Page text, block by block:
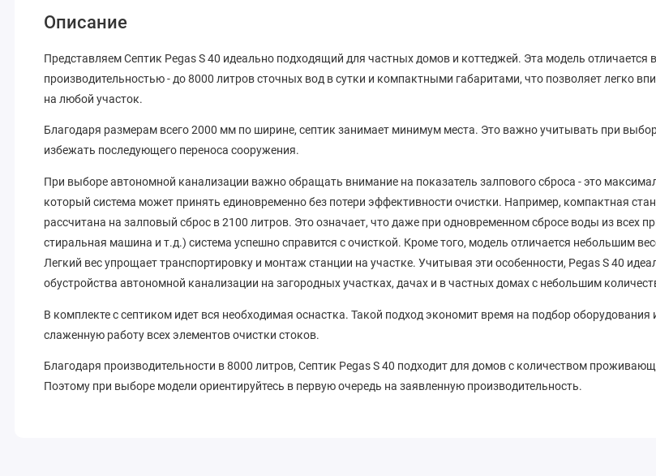
Описание
Представляем Септик Pegas S 40 идеально подходящий для частных домов и коттеджей. Эта модель отличается
производительностью - до 8000 литров сточных вод в сутки и компактными габаритами, что позволяет легко
на любой участок.
Благодаря размерам всего 2000 мм по ширине, септик занимает минимум места. Это важно учитывать при
избежать последующего переноса сооружения.
При выборе автономной канализации важно обращать внимание на показатель залпового сброса - это
который система может принять единовременно без потери эффективности очистки. Например, компактная
рассчитана на залповый сброс в 2100 литров. Это означает, что даже при одновременном сбросе воды из всех
стиральная машина и т.д.) система успешно справится с очисткой. Кроме того, модель отличается небольшим
Легкий вес упрощает транспортировку и монтаж станции на участке. Учитывая эти особенности, Pegas S 40
обустройства автономной канализации на загородных участках, дачах и в частных домах с небольшим
В комплекте с септиком идет вся необходимая оснастка. Такой подход экономит время на подбор оборудования
слаженную работу всех элементов очистки стоков.
Благодаря производительности в 8000 литров, Септик Pegas S 40 подходит для домов с количеством
Поэтому при выборе модели ориентируйтесь в первую очередь на заявленную производительность.